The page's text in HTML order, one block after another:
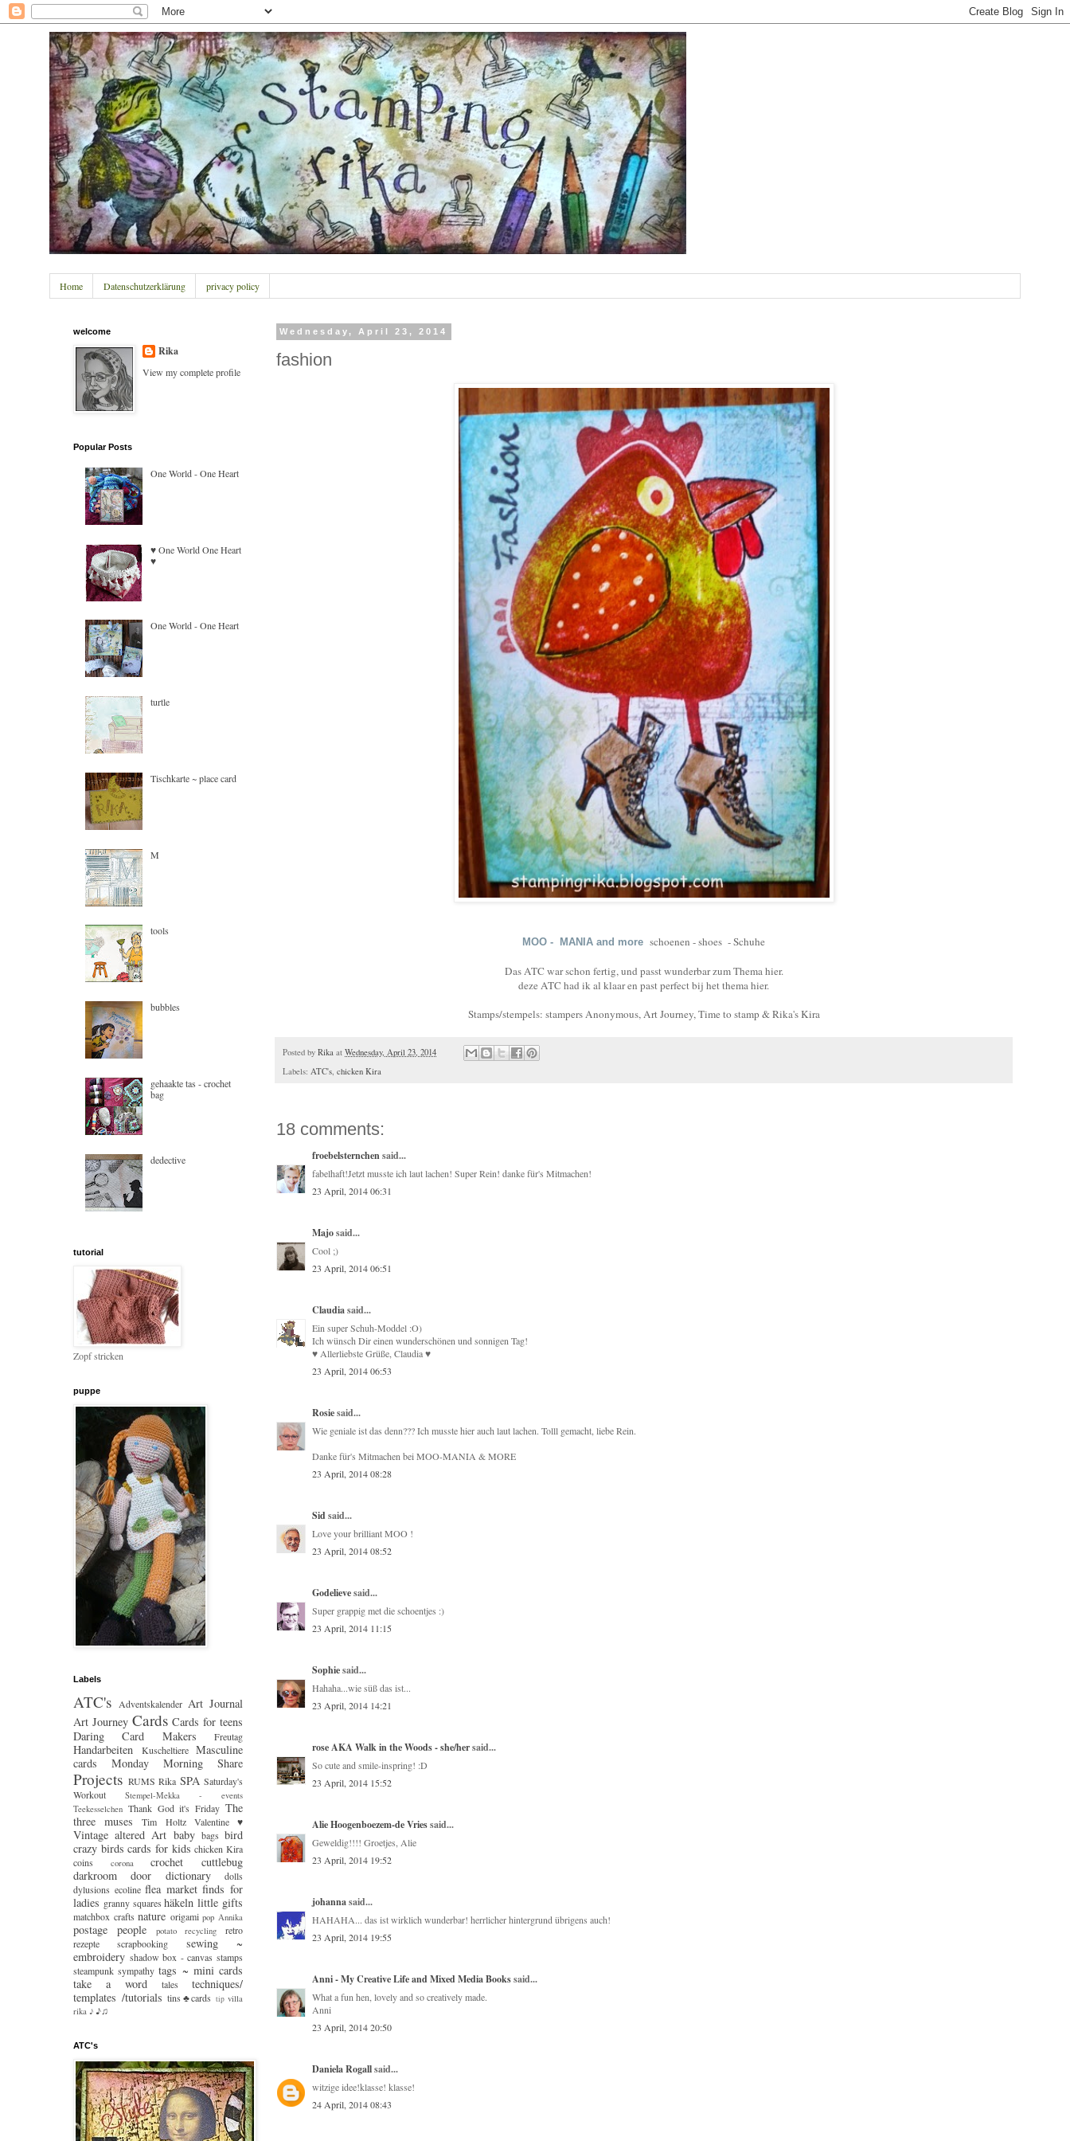
Home Datenschutzerklärung privacy policy
Wednesday, April 23, 2014
fashion
MOO - MANIA and more schoenen - shoes - Schuhe
Das ATC war schon fertig, und passt wunderbar zum Thema hier.
deze ATC had ik al klaar en past perfect bij het thema hier.
Stamps/stempels: stampers Anonymous, Art Journey, Time to stamp & Rika's Kira
Posted by Rika at Wednesday, April 23, 2014
Labels: ATC's, chicken Kira
18 comments:
froebelsternchensaid...
fabelhaft!Jetzt musste ich laut lachen! Super Rein! danke für's Mitmachen!
23 April, 2014 06:31
Majosaid...
Cool ;)
23 April, 2014 06:51
Claudiasaid...
Ein super Schuh-Moddel :O)
Ich wünsch Dir einen wunderschönen und sonnigen Tag!
♥ Allerliebste Grüße, Claudia ♥
23 April, 2014 06:53
Rosiesaid...
Wie geniale ist das denn??? Ich musste hier auch laut lachen. Tolll gemacht, liebe Rein.
Danke für's Mitmachen bei MOO-MANIA & MORE
23 April, 2014 08:28
Sidsaid...
Love your brilliant MOO !
23 April, 2014 08:52
Godelievesaid...
Super grappig met die schoentjes :)
23 April, 2014 11:15
Sophiesaid...
Hahaha...wie süß das ist...
23 April, 2014 14:21
rose AKA Walk in the Woods - she/hersaid...
So cute and smile-inspring! :D
23 April, 2014 15:52
Alie Hoogenboezem-de Vriessaid...
Geweldig!!!! Groetjes, Alie
23 April, 2014 19:52
johannasaid...
HAHAHA... das ist wirklich wunderbar! herrlicher hintergrund übrigens auch!
23 April, 2014 19:55
Anni - My Creative Life and Mixed Media Bookssaid...
What a fun hen, lovely and so creatively made.
Anni
23 April, 2014 20:50
Daniela Rogallsaid...
witzige idee!klasse! klasse!
24 April, 2014 08:43
welcome
Rika
View my complete profile
Popular Posts
One World - One Heart
♥ One World One Heart
♥
One World - One Heart
turtle
Tischkarte ~ place card
M
tools
bubbles
gehaakte tas - crochet
bag
dedective
tutorial
Zopf stricken
puppe
Labels
ATC's Adventskalender Art Journal
Art Journey Cards Cards for teens
Daring Card Makers
Freutag
Handarbeiten Kuscheltiere Masculine
cards
Monday Morning Share
Projects RUMS Rika SPA Saturday's
Workout
Stempel-Mekka - events
Teekesselchen Thank God it's Friday The
three muses
Tim Holtz Valentine ♥
Vintage altered Art baby bags bird
crazy birds cards for kids chicken Kira
coins
corona crochet
cuttlebug
darkroom door
dictionary
dolls
dylusions ecoline flea market finds for
ladies granny squares häkeln little gifts
matchbox crafts nature origami pop Annika
postage people potato recycling
retro
rezepte
scrapbooking
sewing ~
embroidery shadow box - canvas stamps
steampunk sympathy tags ~ mini cards
take a word
tales
techniques/
templates /tutorials tins♣cards tip villa
rika ♪ ♪♫
ATC's